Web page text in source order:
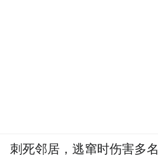
刺死邻居，逃窜时伤害多名